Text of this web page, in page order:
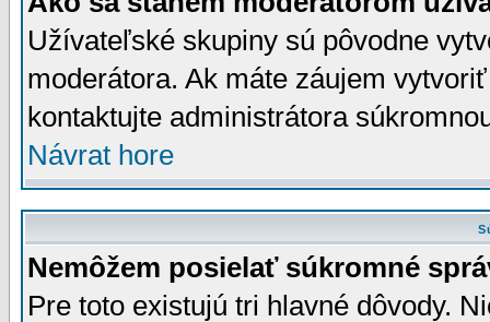
Užívateľské skupiny sú pôvodne
moderátora. Ak máte záujem
kontaktujte administrátora
Návrat hore
Nemôžem posielať súkromné
Pre toto existujú tri hlavné dôvody.